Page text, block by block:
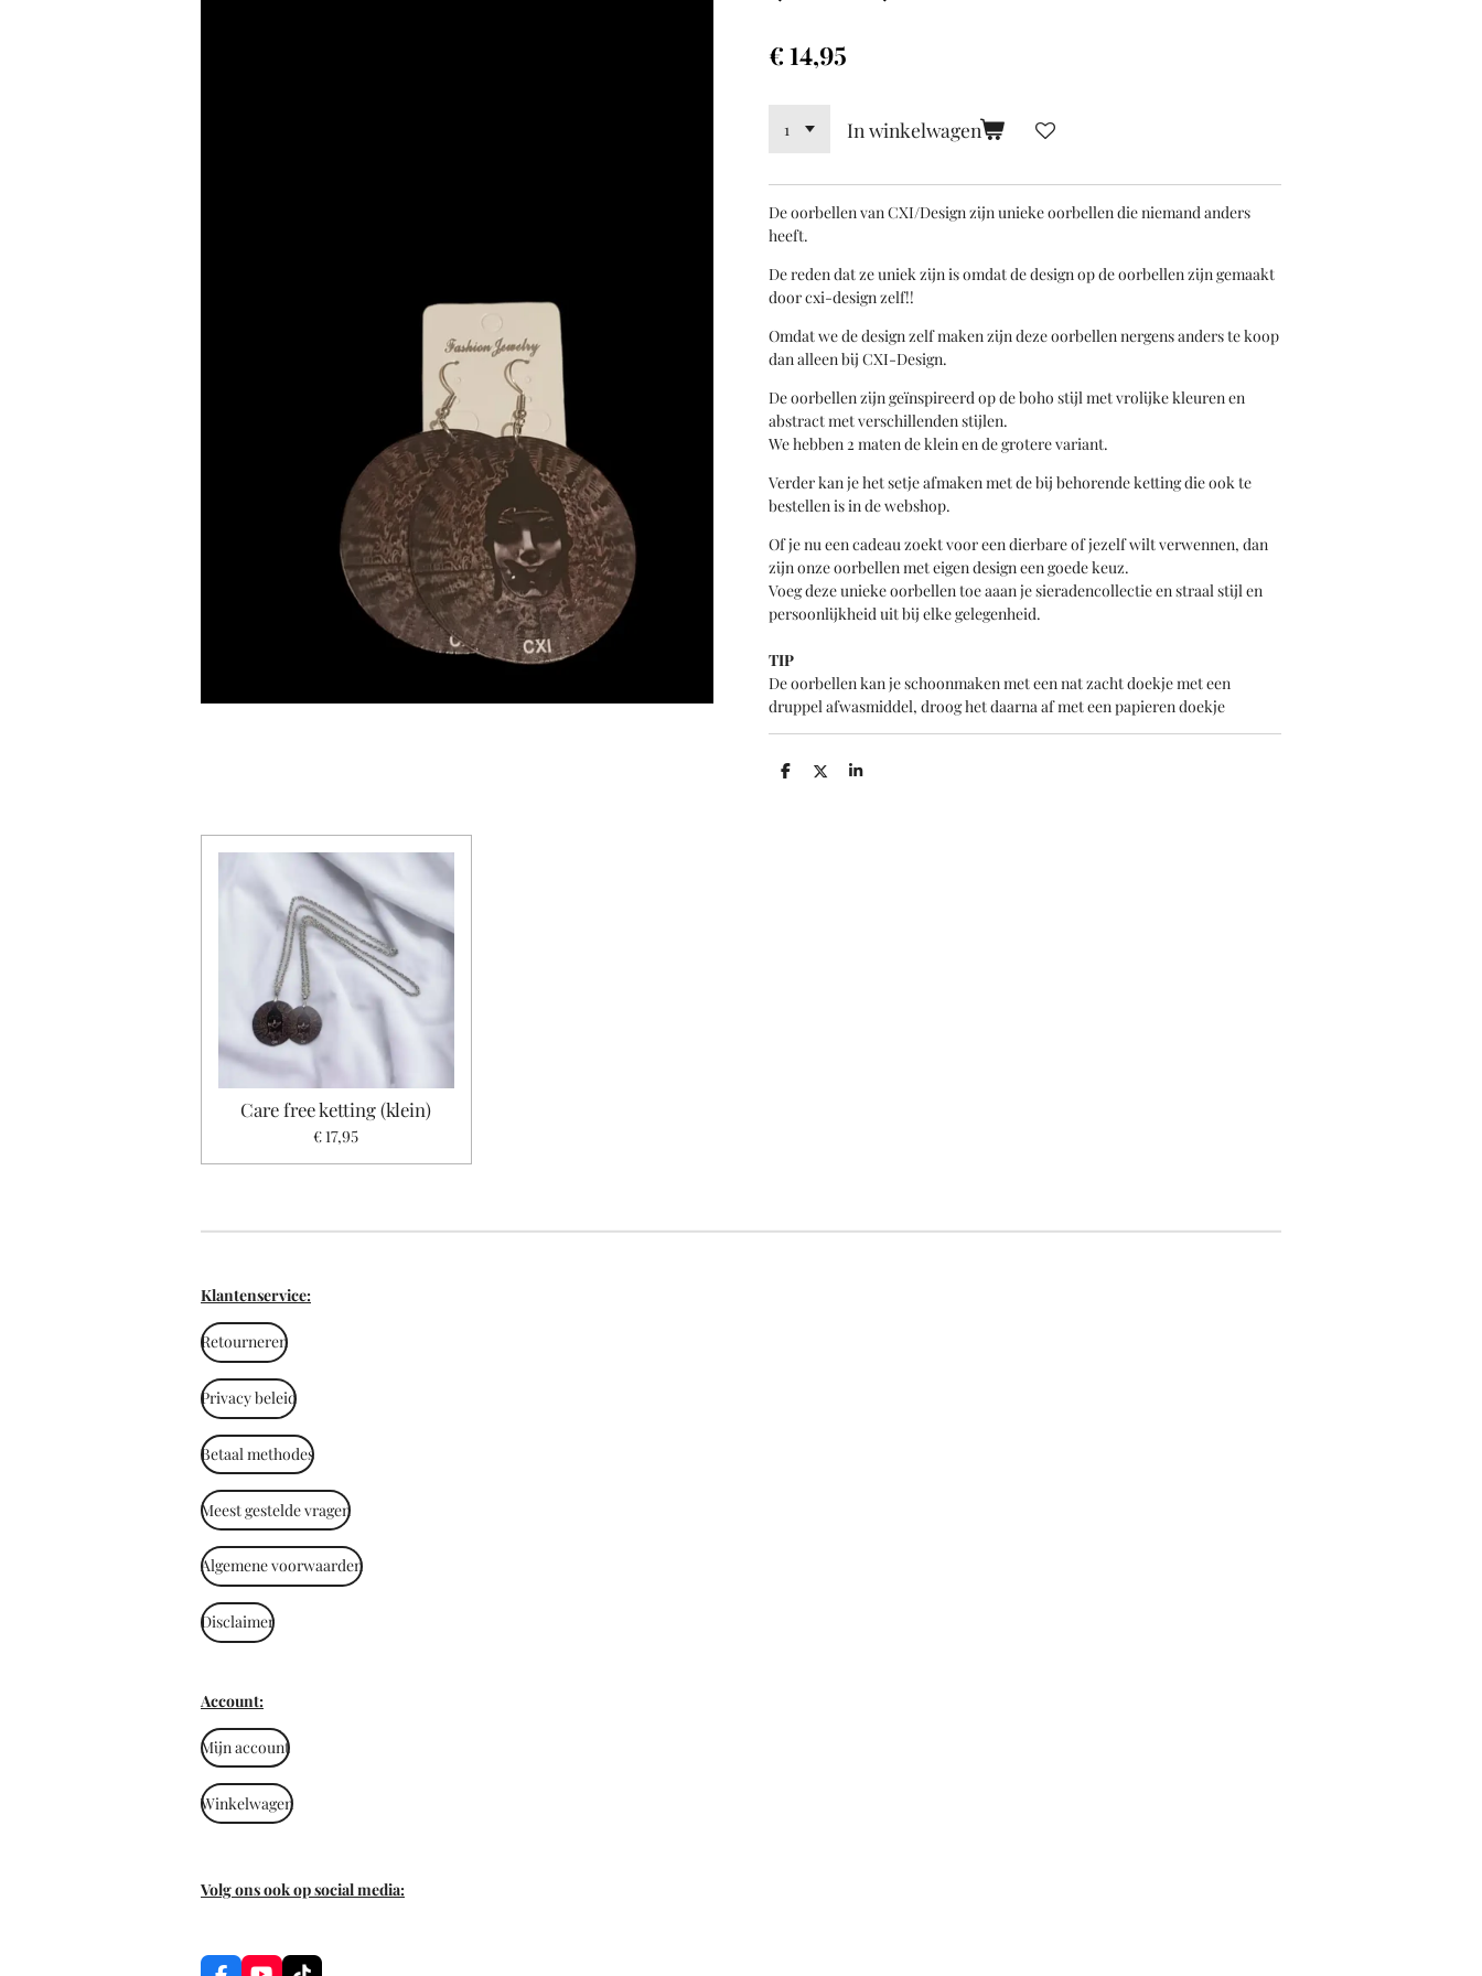
€ 14,95
In winkelwagen
De oorbellen van CXI/Designzijn unieke oorbellen die niemand anders
heeft.
De reden dat ze uniek zijn is omdat de design op de oorbellen zijn gemaakt
door cxi-design zelf!!
Omdat we de design zelf maken zijn deze oorbellen nergens anders te koop
dan alleen bij CXI-Design.
De oorbellen zijn geïnspireerd op de boho stijl met vrolijke kleuren en
abstract met verschillenden stijlen.
We hebben 2 maten de klein en de grotere variant.
Verder kan je het setje afmaken met de bij behorende ketting die ook te
bestellen is in de webshop.
Of je nu een cadeau zoekt voor een dierbare of jezelf wilt verwennen, dan
zijn onze oorbellen met eigen design een goede keuz.
Voeg deze unieke oorbellen toe aaan je sieradencollectie en straal stijl en
persoonlijkheid uit bij elke gelegenheid.
TIP
De oorbellen kan je schoonmaken met een nat zacht doekje met een
druppel afwasmiddel, droog het daarna af met een papieren doekje
D
D
S
Care free ketting (klein)
€ 17,95
Klantenservice:
Retourneren
Privacy beleid
Betaal methodes
Meest gestelde vragen
Algemene voorwaarden
Disclaimer
Account:
Mijn account
Winkelwagen
Volg ons ook op social media: